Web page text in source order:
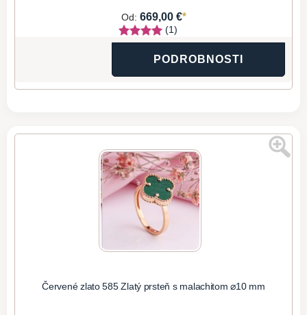
Od: 669,00 €*
(1)
PODROBNOSTI
Červené zlato 585 Zlatý prsteň s malachitom ⌀10 mm